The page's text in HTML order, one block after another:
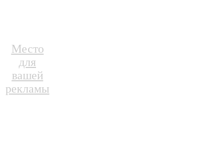
Место
для
вашей
рекламы